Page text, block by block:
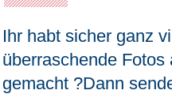
Ihr habt sicher ganz
überraschende
gemacht ?Dann